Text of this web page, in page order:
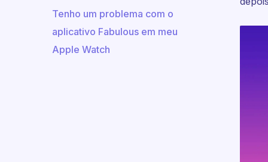
Tenho um problema com o
aplicativo Fabulous em meu
Apple Watch